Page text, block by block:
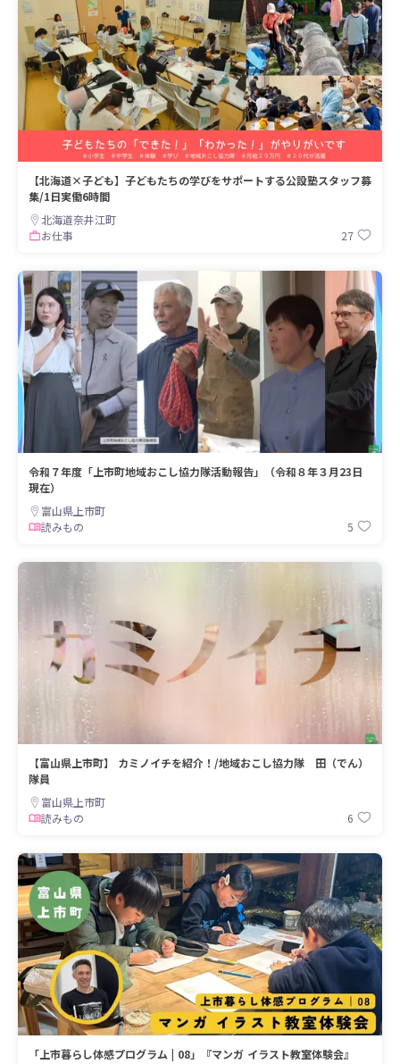
【北海道×子ども】子どもたちの学びをサポートする公設塾スタッフ募
集/1日実働6時間
北海道奈井江町
お仕事
27
令和７年度「上市町地域おこし協力隊活動報告」（令和８年３月23日
現在）
富山県上市町
読みもの
5
【富山県上市町】 カミノイチを紹介！/地域おこし協力隊 田（でん）
隊員
富山県上市町
読みもの
6
「上市暮らし体感プログラム | 08」『マンガ イラスト教室体験会』